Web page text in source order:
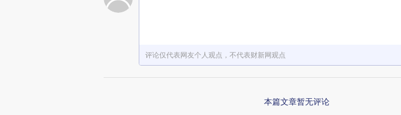
评论仅代表网友个人观点，不代表财新网观点
本篇文章暂无评论